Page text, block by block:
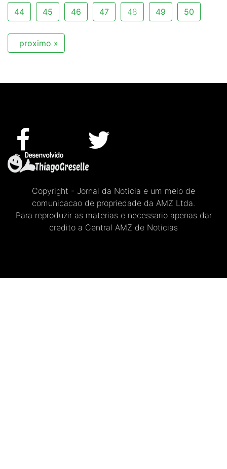
44 45 46 47 48 49 50
proximo »
Copyright - Jornal da Noticia e um meio de
comunicacao de propriedade da AMZ Ltda.
Para reproduzir as materias e necessario apenas dar
credito a Central AMZ de Noticias